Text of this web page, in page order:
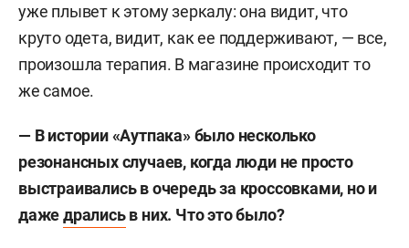
уже плывет к этому зеркалу: она видит, что
круто одета, видит, как ее поддерживают, — все,
произошла терапия. В магазине происходит то
же самое.
— В истории «Аутпака» было несколько
резонансных случаев, когда люди не просто
выстраивались в очередь за кроссовками, но и
дажедралисьв них. Что это было?